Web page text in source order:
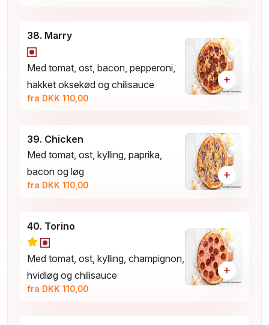
38. Marry
Med tomat, ost, bacon, pepperoni,
hakket oksekød og chilisauce
fra DKK 110,00
+
39. Chicken
Med tomat, ost, kylling, paprika,
bacon og løg
fra DKK 110,00
+
40. Torino
Med tomat, ost, kylling, champignon,
hvidløg og chilisauce
fra DKK 110,00
+